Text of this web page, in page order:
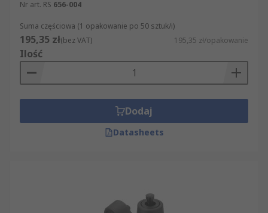
Nr art. RS 656-004
Suma częściowa (1 opakowanie po 50 sztuk/i)
195,35 zł(bez VAT) 195,35 zł/opakowanie
Ilość
Dodaj
Datasheets